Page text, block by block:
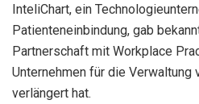
InteliChart, ein
Patienteneinbindung, gab
Partnerschaft mit Workplace
Unternehmen für die Verwaltung
verlängert hat.